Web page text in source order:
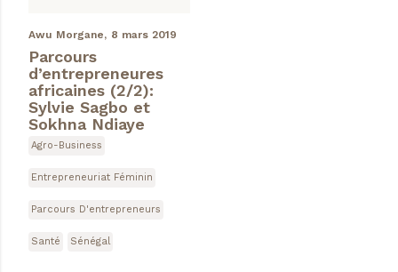
Awu Morgane, 8 mars 2019
Parcours
d’entrepreneures
africaines (2/2):
Sylvie Sagbo et
Sokhna Ndiaye
Agro-Business
Entrepreneuriat Féminin
Parcours D'entrepreneurs
Santé Sénégal